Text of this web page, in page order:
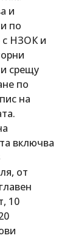
и
по
с НЗОК и
срещу
по
на
включва
от
10